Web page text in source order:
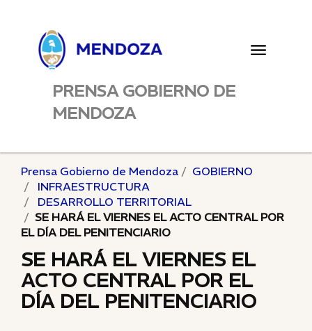
Toggle
PRENSA GOBIERNO DE
MENDOZA
Prensa Gobierno de Mendoza
GOBIERNO
INFRAESTRUCTURA
DESARROLLO TERRITORIAL
SE HARÁ EL VIERNES EL ACTO CENTRAL POR
EL DÍA DEL PENITENCIARIO
SE HARÁ EL VIERNES EL
ACTO CENTRAL POR EL
DÍA DEL PENITENCIARIO